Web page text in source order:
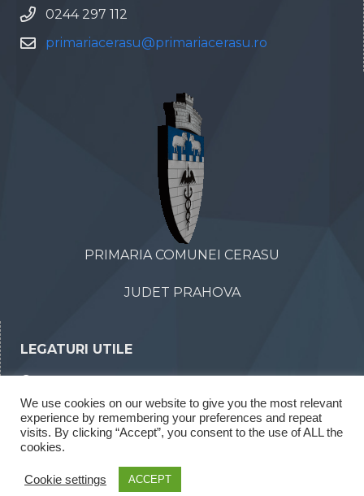
0244 297 112
primariacerasu@primariacerasu.ro
PRIMARIA COMUNEI CERASU
JUDET PRAHOVA
LEGATURI UTILE
Declaratii de interese
Rapoarte legea 52/2003
We use cookies on our website to give you the most relevant
experience by remembering your preferences and repeat
visits. By clicking “Accept”, you consent to the use of ALL the
cookies.
Cookie settings ACCEPT